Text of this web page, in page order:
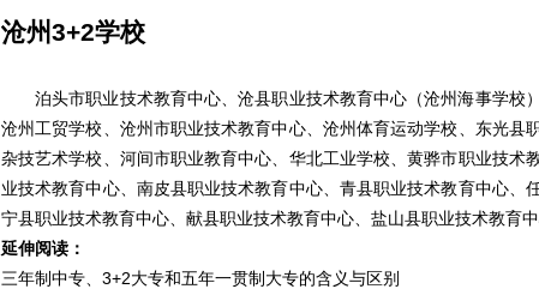
沧州3+2学校
泊头市职业技术教育中心、沧县职业技术教育中心（沧州海事学校）
沧州工贸学校、沧州市职业技术教育中心、沧州体育运动学校、东光县
杂技艺术学校、河间市职业教育中心、华北工业学校、黄骅市职业技术
业技术教育中心、南皮县职业技术教育中心、青县职业技术教育中心、
宁县职业技术教育中心、献县职业技术教育中心、盐山县职业技术教育
延伸阅读：
三年制中专、3+2大专和五年一贯制大专的含义与区别